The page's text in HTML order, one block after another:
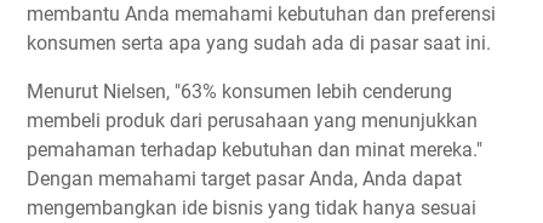
membantu Anda memahami kebutuhan dan preferensi
konsumen serta apa yang sudah ada di pasar saat ini.
Menurut Nielsen, "63% konsumen lebih cenderung
membeli produk dari perusahaan yang menunjukkan
pemahaman terhadap kebutuhan dan minat mereka."
Dengan memahami target pasar Anda, Anda dapat
mengembangkan ide bisnis yang tidak hanya sesuai